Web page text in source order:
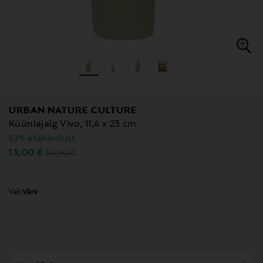
URBAN NATURE CULTURE
Küünlajalg Vivo, 11,4 x 23 cm
63% allahindlust
Discounted Price
13,00 € Original Price
34,90 €
Vali Värv